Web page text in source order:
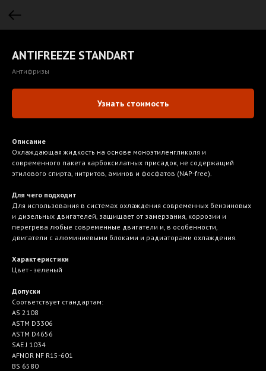
ANTIFREEZE STANDART
Антифризы
Узнать стоимость
Описание
Охлаждающая жидкость на основе моноэтиленгликоля и
современного пакета карбоксилатных присадок, не содержащий
этилового спирта, нитритов, аминов и фосфатов (NAP-free).
Для чего подходит
Для использования в системах охлаждения современных бензиновых
и дизельных двигателей, защищает от замерзания, коррозии и
перегрева любые современные двигатели и, в особенности,
двигатели с алюминиевыми блоками и радиаторами охлаждения.
Характеристики
Цвет - зеленый
Допуски
Соответствует стандартам:
AS 2108
ASTM D3306
ASTM D4656
SAE J 1034
AFNOR NF R15-601
BS 6580